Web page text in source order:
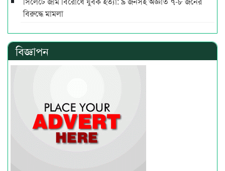
বিরুদ্ধে মামলা
বিজ্ঞাপন